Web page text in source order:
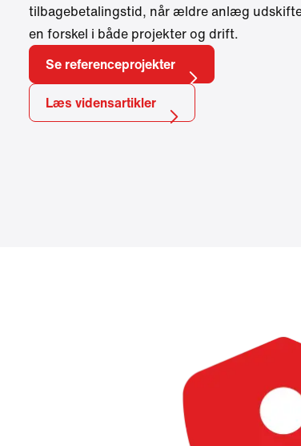
tilbagebetalingstid, når ældre anlæg
en forskel i både projekter og drift.
Se referenceprojekter
Læs vidensartikler